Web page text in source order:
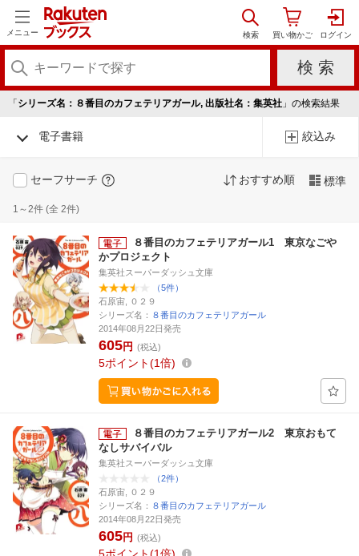
メニュー
「 シリーズ名：８番目のカフェテリアガール, 出版社名：集英社 」の検索結果
電子書籍 絞込み
セーフサーチ おすすめ順 標準
1～2件 (全 2件)
８番目のカフェテリアガール1 東京なごや
かプロジェクト
集英社スーパーダッシュ文庫
（5件）
石原宙, ０２９
シリーズ名： ８番目のカフェテリアガール
2014年08月22日発売
605円 (税込)
5ポイント 1倍
８番目のカフェテリアガール2 東京おもて
なしサバイバル
集英社スーパーダッシュ文庫
（2件）
石原宙, ０２９
シリーズ名： ８番目のカフェテリアガール
2014年08月22日発売
605円 (税込)